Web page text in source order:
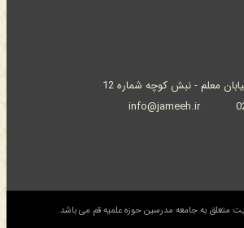
معلم - نبش کوچه شماره 12
info@jameeh.ir
متعلق به جامعه مدرسین حوزه علمیه قم می باشد.